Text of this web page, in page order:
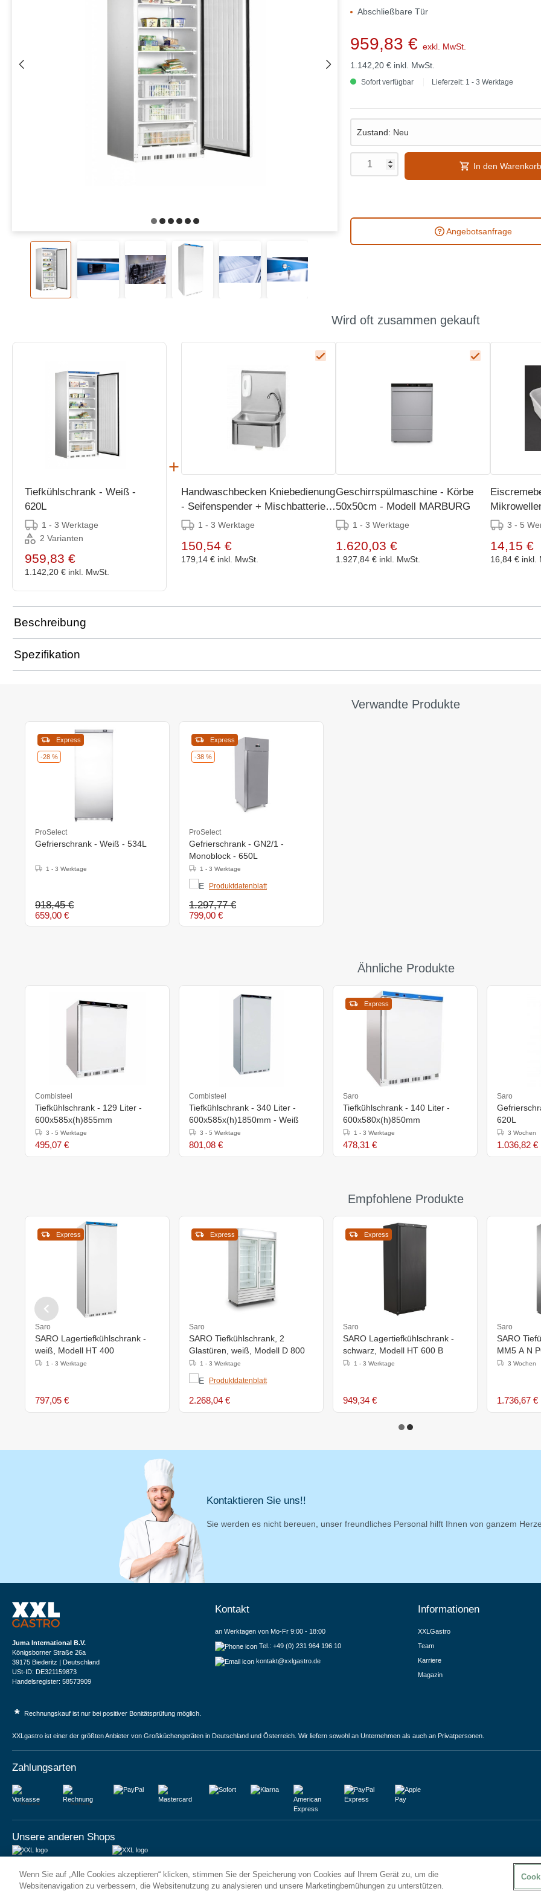
Abschließbare Tür
959,83 € exkl. MwSt.
1.142,20 € inkl. MwSt.
Sofort verfügbar Lieferzeit: 1 - 3 Werktage
In den Warenkorb
Angebotsanfrage
Wird oft zusammen gekauft
Tiefkühlschrank - Weiß -
620L
1 - 3 Werktage
2 Varianten
959,83 €
1.142,20 € inkl. MwSt.
Handwaschbecken Kniebedienung
- Seifenspender + Mischbatterie -
400x340x(h)595mm
1 - 3 Werktage
150,54 €
179,14 € inkl. MwSt.
Geschirrspülmaschine - Körbe
50x50cm - Modell MARBURG
1 - 3 Werktage
1.620,03 €
1.927,84 € inkl. MwSt.
3 - 5
14,15 €
16,84 € inkl.
Beschreibung
Spezifikation
Verwandte Produkte
-28 %
Express
ProSelect
Gefrierschrank - Weiß - 534L
1 - 3 Werktage
918,45 €
659,00 €
-38 %
Express
ProSelect
Gefrierschrank - GN2/1 -
Monoblock - 650L
1 - 3 Werktage
Produktdatenblatt
1.297,77 €
799,00 €
Ähnliche Produkte
Combisteel
Tiefkühlschrank - 129 Liter -
600x585x(h)855mm
3 - 5 Werktage
495,07 €
Combisteel
Tiefkühlschrank - 340 Liter -
600x585x(h)1850mm - Weiß
3 - 5 Werktage
801,08 €
Express
Saro
Tiefkühlschrank - 140 Liter -
600x580x(h)850mm
1 - 3 Werktage
478,31 €
Saro
620L
3 Wochen
1.036,82 €
Empfohlene Produkte
Express
Saro
SARO Lagertiefkühlschrank -
weiß, Modell HT 400
1 - 3 Werktage
797,05 €
Express
Saro
SARO Tiefkühlschrank, 2
Glastüren, weiß, Modell D 800
1 - 3 Werktage
Produktdatenblatt
2.268,04 €
Express
Saro
SARO Lagertiefkühlschrank -
schwarz, Modell HT 600 B
1 - 3 Werktage
949,34 €
Saro
SARO
MM5 A N
3 Wochen
1.736,67 €
Kontaktieren Sie uns!!
Sie werden es nicht bereuen, unser freundliches Personal hilft Ihnen von ganzem
Juma International B.V.
Königsborner Straße 26a
39175 Biederitz | Deutschland
USt-ID: DE321159873
Handelsregister: 58573909
Kontakt
an Werktagen von Mo-Fr 9:00 - 18:00
Tel.: +49 (0) 231 964 196 10
kontakt@xxlgastro.de
Informationen
XXLGastro
Team
Karriere
Magazin
* Rechnungskauf ist nur bei positiver Bonitätsprüfung möglich.
XXLgastro ist einer der größten Anbieter von Großküchengeräten in Deutschland und Österreich. Wir liefern sowohl an Unternehmen als auch an Privatpersonen.
Zahlungsarten
Vorkasse Rechnung
Unsere anderen Shops
6 Rue des Bateliers
92110 Clichy | France
Vrijheidweg 34
1521RR Wormerveer | Nederland
Wenn Sie auf „Alle Cookies akzeptieren“ klicken, stimmen Sie der Speicherung von Cookies auf Ihrem Gerät zu, um die
Websitenavigation zu verbessern, die Websitenutzung zu analysieren und unsere Marketingbemühungen zu unterstützen.